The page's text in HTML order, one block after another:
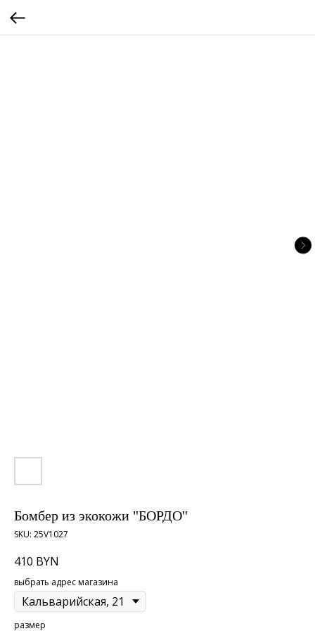
Бомбер из экокожи "БОРДО"
SKU: 25V1027
410 BYN
выбрать адрес магазина
размер